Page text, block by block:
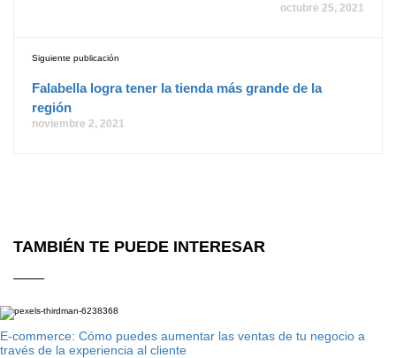
octubre 25, 2021
Siguiente publicación
Falabella logra tener la tienda más grande de la
región
noviembre 2, 2021
TAMBIÉN TE PUEDE INTERESAR
E-commerce: Cómo puedes aumentar las ventas de tu negocio a
través de la experiencia al cliente